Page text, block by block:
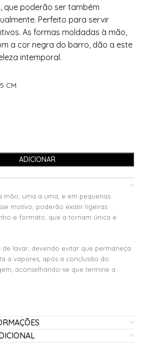
que poderão ser também
Perfeito para servir
As formas moldadas à mão,
a cor negra do barro, dão a este
intemporal.
CM
ADICIONAR
mão, uma a uma, e em pequenas
motivo, poderão existir ligeiras
e formato, que a tornam única e
lavar, devendo evitar que permaneça
a vapores, após a conclusão do
aconselhando-se que termine a